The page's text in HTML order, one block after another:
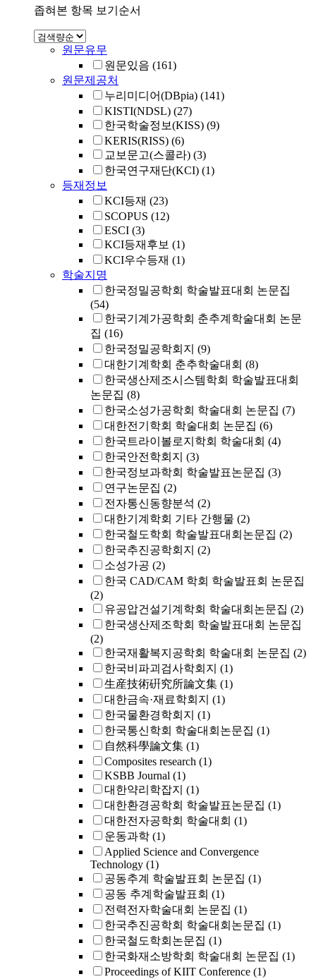
좁혀본 항목 보기순서
원문유무
원문있음 (161)
원문제공처
누리미디어(DBpia) (141)
KISTI(NDSL) (27)
한국학술정보(KISS) (9)
KERIS(RISS) (6)
교보문고(스콜라) (3)
한국연구재단(KCI) (1)
등재정보
KCI등재 (23)
SCOPUS (12)
ESCI (3)
KCI등재후보 (1)
KCI우수등재 (1)
학술지명
한국정밀공학회 학술발표대회 논문집
(54)
한국기계가공학회 춘추계학술대회 논문
집 (16)
한국정밀공학회지 (9)
대한기계학회 춘추학술대회 (8)
한국생산제조시스템학회 학술발표대회
논문집 (8)
한국소성가공학회 학술대회 논문집 (7)
대한전기학회 학술대회 논문집 (6)
한국트라이볼로지학회 학술대회 (4)
한국안전학회지 (3)
한국정보과학회 학술발표논문집 (3)
연구논문집 (2)
전자통신동향분석 (2)
대한기계학회 기타 간행물 (2)
한국철도학회 학술발표대회논문집 (2)
한국추진공학회지 (2)
소성가공 (2)
한국 CAD/CAM 학회 학술발표회 논문집
(2)
유공압건설기계학회 학술대회논문집 (2)
한국생산제조학회 학술발표대회 논문집
(2)
한국재활복지공학회 학술대회 논문집 (2)
한국비파괴검사학회지 (1)
生産技術硏究所論文集 (1)
대한금속·재료학회지 (1)
한국물환경학회지 (1)
한국통신학회 학술대회논문집 (1)
自然科學論文集 (1)
Composites research (1)
KSBB Journal (1)
대한약리학잡지 (1)
대한환경공학회 학술발표논문집 (1)
대한전자공학회 학술대회 (1)
운동과학 (1)
Applied Science and Convergence
Technology (1)
공동추계 학술발표회 논문집 (1)
공동 추계학술발표회 (1)
전력전자학술대회 논문집 (1)
한국추진공학회 학술대회논문집 (1)
한국철도학회논문집 (1)
한국화재소방학회 학술대회 논문집 (1)
Proceedings of KIIT Conference (1)